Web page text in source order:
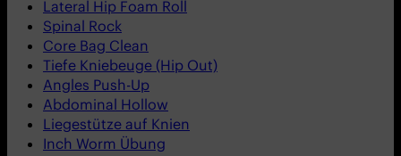
Lateral Hip Foam Roll
Spinal Rock
Core Bag Clean
Tiefe Kniebeuge (Hip Out)
Angles Push-Up
Abdominal Hollow
Liegestütze auf Knien
Inch Worm Übung